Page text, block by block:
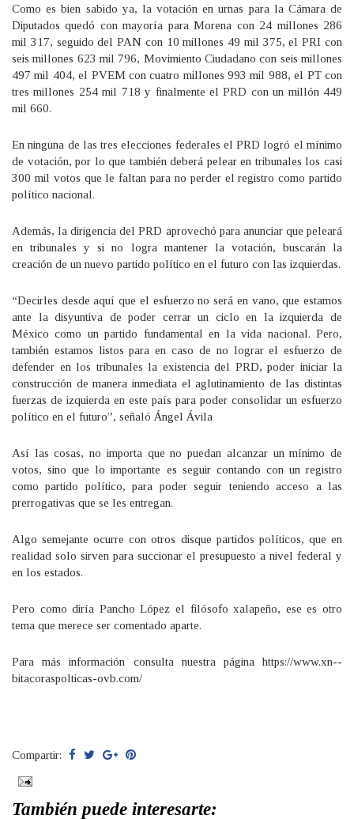
Como es bien sabido ya, la votación en urnas para la Cámara de
Diputados quedó con mayoría para Morena con 24 millones 286
mil 317, seguido del PAN con 10 millones 49 mil 375, el PRI con
seis millones 623 mil 796, Movimiento Ciudadano con seis millones
497 mil 404, el PVEM con cuatro millones 993 mil 988, el PT con
tres millones 254 mil 718 y finalmente el PRD con un millón 449
mil 660.
En ninguna de las tres elecciones federales el PRD logró el mínimo
de votación, por lo que también deberá pelear en tribunales los casi
300 mil votos que le faltan para no perder el registro como partido
político nacional.
Además, la dirigencia del PRD aprovechó para anunciar que peleará
en tribunales y si no logra mantener la votación, buscarán la
creación de un nuevo partido político en el futuro con las izquierdas.
“Decirles desde aquí que el esfuerzo no será en vano, que estamos
ante la disyuntiva de poder cerrar un ciclo en la izquierda de
México como un partido fundamental en la vida nacional. Pero,
también estamos listos para en caso de no lograr el esfuerzo de
defender en los tribunales la existencia del PRD, poder iniciar la
construcción de manera inmediata el aglutinamiento de las distintas
fuerzas de izquierda en este país para poder consolidar un esfuerzo
político en el futuro”, señaló Ángel Ávila
Así las cosas, no importa que no puedan alcanzar un mínimo de
votos, sino que lo importante es seguir contando con un registro
como partido político, para poder seguir teniendo acceso a las
prerrogativas que se les entregan.
Algo semejante ocurre con otros disque partidos políticos, que en
realidad solo sirven para succionar el presupuesto a nivel federal y
en los estados.
Pero como diría Pancho López el filósofo xalapeño, ese es otro
tema que merece ser comentado aparte.
Para más información consulta nuestra página https://www.xn--
bitacoraspolticas-ovb.com/
Compartir:
También puede interesarte: